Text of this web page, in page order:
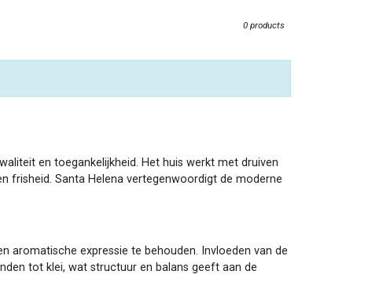
0 products
en toegankelijkheid. Het huis werkt met druiven
frisheid. Santa Helena vertegenwoordigt de moderne
aromatische expressie te behouden. Invloeden van de
tot klei, wat structuur en balans geeft aan de